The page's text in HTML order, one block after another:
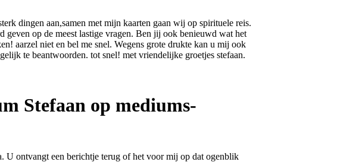
dingen aan,samen met mijn kaarten gaan wij op spirituele reis.
op de meest lastige vragen. Ben jij ook benieuwd wat het
aarzel niet en bel me snel. Wegens grote drukte kan u mij ook
te beantwoorden. tot snel! met vriendelijke groetjes stefaan.
Stefaan op mediums-
ontvangt een berichtje terug of het voor mij op dat ogenblik